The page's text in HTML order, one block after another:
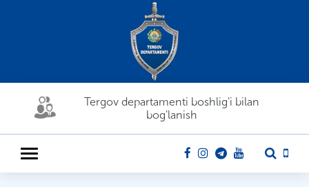
Tergov departamenti boshlig'i bilan
bog'lanish